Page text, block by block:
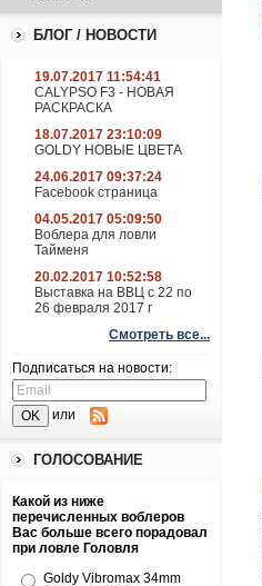
БЛОГ / НОВОСТИ
19.07.2017 11:54:41
CALYPSO F3 - НОВАЯ
РАСКРАСКА
18.07.2017 23:10:09
GOLDY НОВЫЕ ЦВЕТА
24.06.2017 09:37:24
Facebook страница
04.05.2017 05:09:50
Воблера для ловли
Тайменя
20.02.2017 10:52:58
Выставка на ВВЦ с 22 по
26 февраля 2017 г
Смотреть все...
Подписаться на новости:
или
ГОЛОСОВАНИЕ
Какой из ниже
перечисленных воблеров
Вас больше всего порадовал
при ловле Головля
Goldy Vibromax 34mm